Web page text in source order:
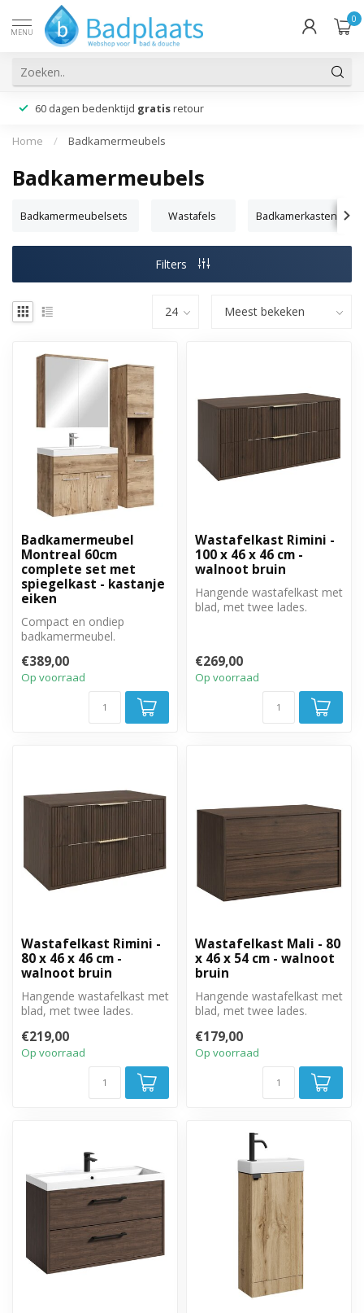
MENU
0
60 dagen bedenktijd gratis retour
Home / Badkamermeubels
Badkamermeubels
Badkamermeubelsets Wastafels Badkamerkasten
Filters
Badkamermeubel
Montreal 60cm
complete set met
spiegelkast - kastanje
eiken
Compact en ondiep
badkamermeubel.
badkamermeubel,
spiegelkast e...
€389,00
Op voorraad
Wastafelkast Rimini -
100 x 46 x 46 cm -
walnoot bruin
Hangende wastafelkast met
blad, met twee lades.
€269,00
Op voorraad
Wastafelkast Rimini -
80 x 46 x 46 cm -
walnoot bruin
Hangende wastafelkast met
blad, met twee lades.
€219,00
Op voorraad
Wastafelkast Mali - 80
x 46 x 54 cm - walnoot
bruin
Hangende wastafelkast met
blad, met twee lades.
€179,00
Op voorraad